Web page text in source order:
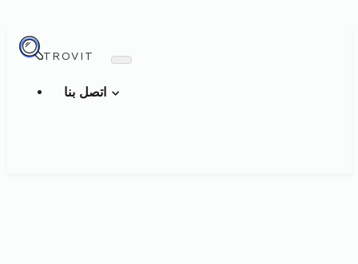
TROVIT